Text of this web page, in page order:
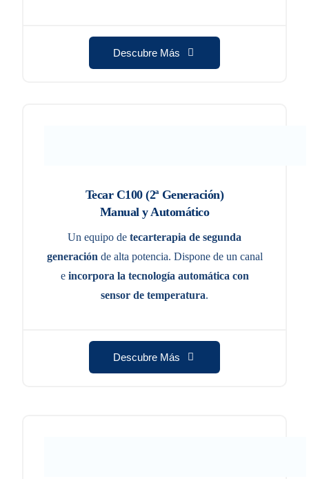
Descubre Más
Tecar C100 (2ª Generación)
Manual y Automático
Un equipo de tecarterapia de segunda
generación de alta potencia. Dispone de un canal
e incorpora la tecnología automática con
sensor de temperatura.
Descubre Más